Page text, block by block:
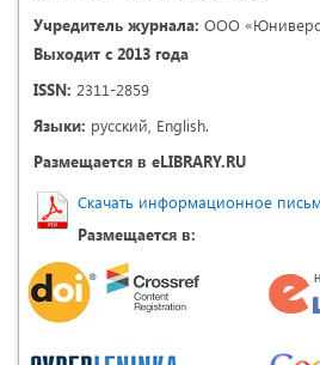
Учредитель журнала: ООО
Выходит с 2013 года
ISSN: 2311-2859
Языки: русский, English.
Размещается в eLIBRARY.RU
Скачать информационное
Размещается в: